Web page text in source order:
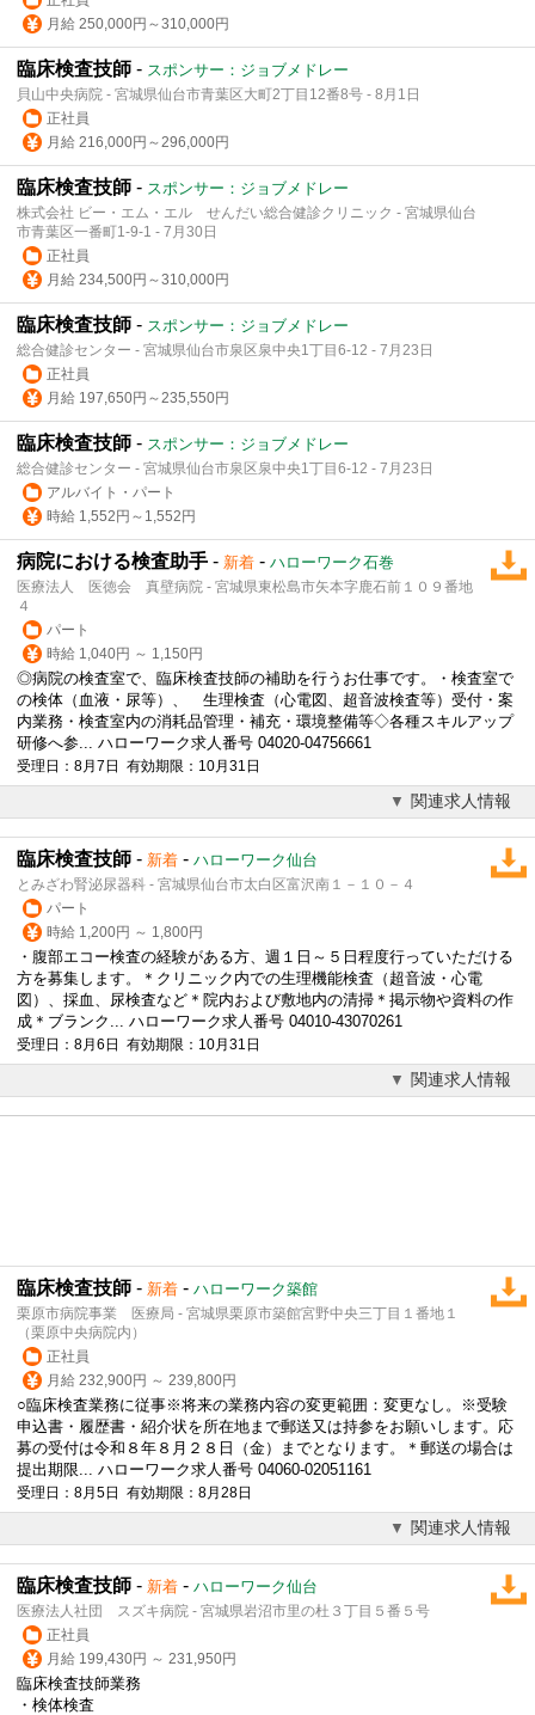
月給 250,000円～310,000円
臨床検査技師 - スポンサー：ジョブメドレー
貝山中央病院 - 宮城県仙台市青葉区大町2丁目12番8号 - 8月1日
正社員
月給 216,000円～296,000円
臨床検査技師 - スポンサー：ジョブメドレー
株式会社 ビー・エム・エル せんだい総合健診クリニック - 宮城県仙台
市青葉区一番町1-9-1 - 7月30日
正社員
月給 234,500円～310,000円
臨床検査技師 - スポンサー：ジョブメドレー
総合健診センター - 宮城県仙台市泉区泉中央1丁目6-12 - 7月23日
正社員
月給 197,650円～235,550円
臨床検査技師 - スポンサー：ジョブメドレー
総合健診センター - 宮城県仙台市泉区泉中央1丁目6-12 - 7月23日
アルバイト・パート
時給 1,552円～1,552円
病院における検査助手 - 新着 - ハローワーク石巻
医療法人 医徳会 真壁病院 - 宮城県東松島市矢本字鹿石前１０９番地
４
パート
時給 1,040円 ～ 1,150円
◎病院の検査室で、臨床検査技師の補助を行うお仕事です。・検査室で
の検体（血液・尿等）、 生理検査（心電図、超音波検査等）受付・案
内業務・検査室内の消耗品管理・補充・環境整備等◇各種スキルアップ
研修へ参... ハローワーク求人番号 04020-04756661
受理日：8月7日 有効期限：10月31日
関連求人情報
臨床検査技師 - 新着 - ハローワーク仙台
とみざわ腎泌尿器科 - 宮城県仙台市太白区富沢南１－１０－４
パート
時給 1,200円 ～ 1,800円
・腹部エコー検査の経験がある方、週１日～５日程度行っていただける
方を募集します。＊クリニック内での生理機能検査（超音波・心電
図）、採血、尿検査など＊院内および敷地内の清掃＊掲示物や資料の作
成＊ブランク... ハローワーク求人番号 04010-43070261
受理日：8月6日 有効期限：10月31日
関連求人情報
臨床検査技師 - 新着 - ハローワーク築館
栗原市病院事業 医療局 - 宮城県栗原市築館宮野中央三丁目１番地１
（栗原中央病院内）
正社員
月給 232,900円 ～ 239,800円
○臨床検査業務に従事※将来の業務内容の変更範囲：変更なし。※受験
申込書・履歴書・紹介状を所在地まで郵送又は持参をお願いします。応
募の受付は令和８年８月２８日（金）までとなります。＊郵送の場合は
提出期限... ハローワーク求人番号 04060-02051161
受理日：8月5日 有効期限：8月28日
関連求人情報
臨床検査技師 - 新着 - ハローワーク仙台
医療法人社団 スズキ病院 - 宮城県岩沼市里の杜３丁目５番５号
正社員
月給 199,430円 ～ 231,950円
臨床検査技師業務
・検体検査